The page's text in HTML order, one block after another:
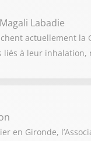
Labadie
actuellement
liés à leur
en Gironde,